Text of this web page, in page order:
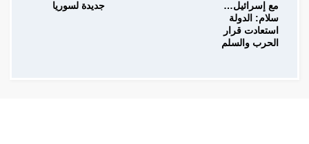
مع إسرائيل…
سلام: الدولة
استعادت قرار
الحرب والسلم
جديدة لسوريا